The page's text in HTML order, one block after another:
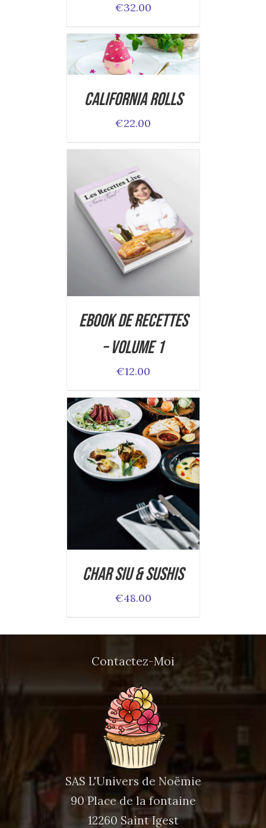
€32.00
ADD TO CART
/
DETAILS
California Rolls
€22.00
ADD TO CART
/
DETAILS
Ebook de Recettes
– Volume 1
€12.00
ADD TO CART
/
DETAILS
Char Siu & Sushis
€48.00
Contactez-Moi
SAS L'Univers de Noëmie
90 Place de la fontaine
12260 Saint Igest